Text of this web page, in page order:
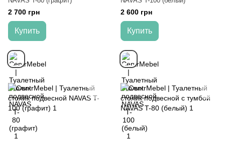
2 700 грн
Купить
2 600 грн
Купить